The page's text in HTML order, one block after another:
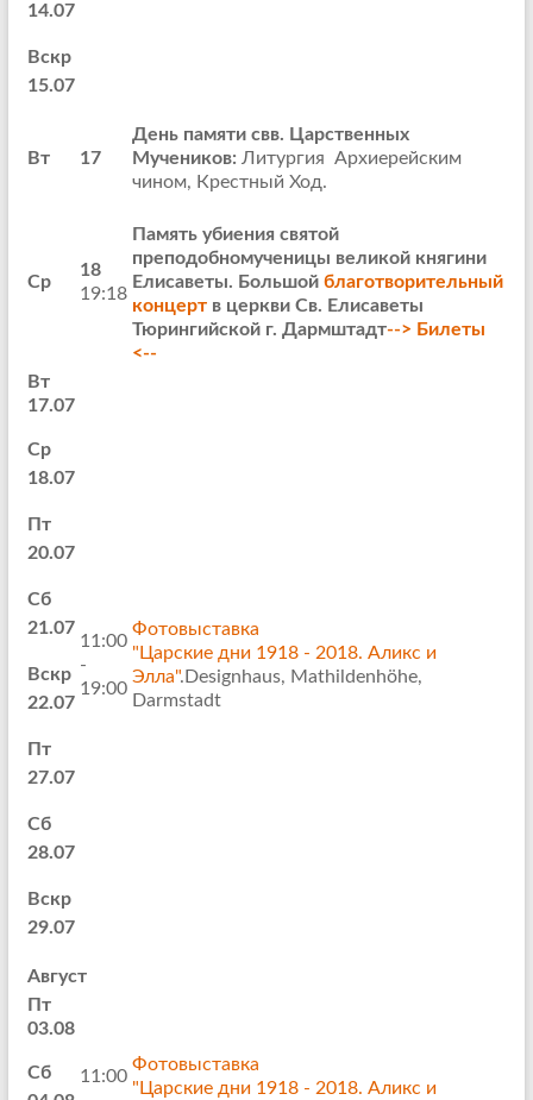
14.07
Вскр
15.07
Вт 17
День памяти свв. Царственных
Мучеников: Литургия Архиерейским
чином, Крестный Ход.
Ср
18
19:18
Память убиения святой
преподобномученицы великой княгини
Елиcаветы. Большой благотворительный
концертв церкви Св. Елисаветы
Тюрингийской г. Дармштадт--> Билеты
<--
Вт
17.07
Ср
18.07
Пт
20.07
Сб
21.07
Вскр
22.07
Пт
27.07
Сб
28.07
Вскр
29.07
11:00
-
19:00
Фотовыставка
"Царские дни 1918 - 2018. Аликс и
Элла".Designhaus, Mathildenhöhe,
Darmstadt
Август
Пт
03.08
Сб
11:00
Фотовыставка
"Царские дни 1918 - 2018. Аликс и